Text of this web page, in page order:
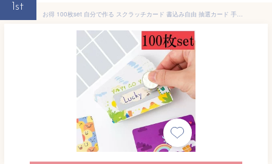
1st
お得 100枚set 自分で作る スクラッチカード 書込み自由 抽選カード 手作り くじ スクラッチ シール メッセージカード 誕生日 パーティー